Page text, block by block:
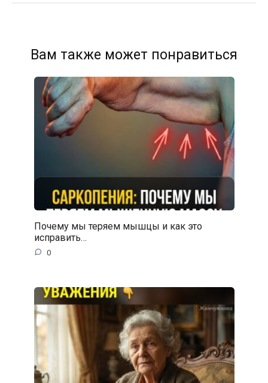
Вам также может понравиться
Почему мы теряем мышцы и как это
исправить…
0